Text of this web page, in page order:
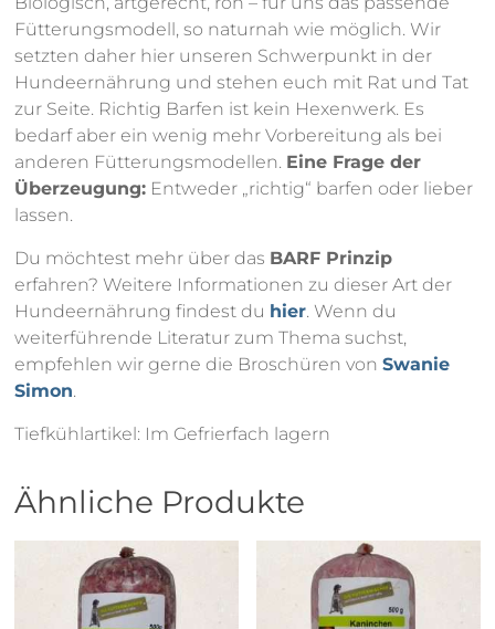
Fütterungsmodell, so naturnah wie möglich. Wir
setzten daher hier unseren Schwerpunkt in der
Hundeernährung und stehen euch mit Rat und Tat
zur Seite. Richtig Barfen ist kein Hexenwerk. Es
bedarf aber ein wenig mehr Vorbereitung als bei
anderen Fütterungsmodellen. Eine Frage der
Überzeugung: Entweder „richtig“ barfen oder lieber
lassen.
Du möchtest mehr über das BARF Prinzip
erfahren? Weitere Informationen zu dieser Art der
Hundeernährung findest du hier. Wenn du
weiterführende Literatur zum Thema suchst,
empfehlen wir gerne die Broschüren vonSwanie
Simon.
Tiefkühlartikel: Im Gefrierfach lagern
Ähnliche Produkte